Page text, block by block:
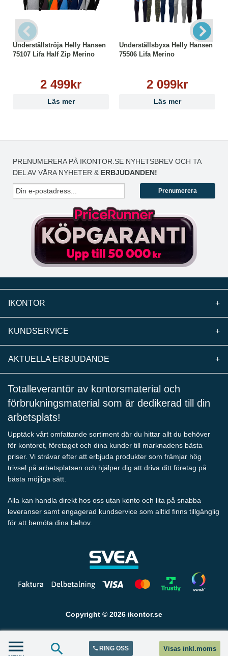
Underställströja Helly Hansen
75107 Lifa Half Zip Merino
2 499kr
Läs mer
Underställsbyxa Helly Hansen
75506 Lifa Merino
2 099kr
Läs mer
PRENUMERERA PÅ IKONTOR.SE NYHETSBREV OCH TA
DEL AV VÅRA NYHETER & ERBJUDANDEN!
Prenumerera
IKONTOR +
KUNDSERVICE +
AKTUELLA ERBJUDANDE +
Totalleverantör av kontorsmaterial och
förbrukningsmaterial som är dedikerad till din
arbetsplats!
Upptäck vårt omfattande sortiment där du hittar allt du behöver
för kontoret, företaget och dina kunder till marknadens bästa
priser. Vi strävar efter att erbjuda produkter som främjar hög
trivsel på arbetsplatsen och hjälper dig att driva ditt företag på
bästa möjliga sätt.
Alla kan handla direkt hos oss utan konto och lita på snabba
leveranser samt engagerad kundservice som alltid finns tillgänglig
för att bemöta dina behov.
Copyright © 2026 ikontor.se
RING OSS Visas inkl.moms